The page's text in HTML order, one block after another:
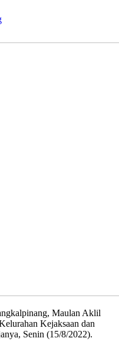
Maulan Aklil
Kejaksaan dan
Senin (15/8/2022).